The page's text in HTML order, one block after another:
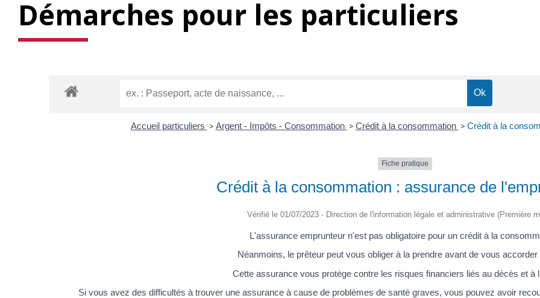
Démarches pour les particuliers
Accueil particuliers > Argent - Impôts - Consommation > Crédit à la consommation > Crédit à la
Fiche pratique
Crédit à la consommation : assurance de
Vérifié le 01/07/2023 - Direction de l'information légale et administrative (Première
L'assurance emprunteur n'est pas obligatoire pour un crédit à la
Néanmoins, le prêteur peut vous obliger à la prendre avant de vous accorder
Cette assurance vous protège contre les risques financiers liés au décès et à
Si vous avez des difficultés à trouver une assurance à cause de problèmes de santé graves, vous pouvez avoir